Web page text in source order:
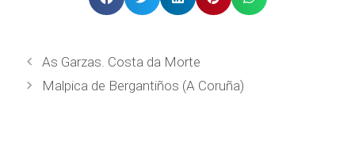
As Garzas. Costa da Morte
Malpica de Bergantiños (A Coruña)